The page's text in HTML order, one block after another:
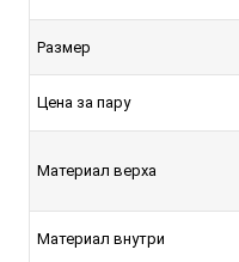
Размер
Цена за пару
Материал верха
Материал внутри